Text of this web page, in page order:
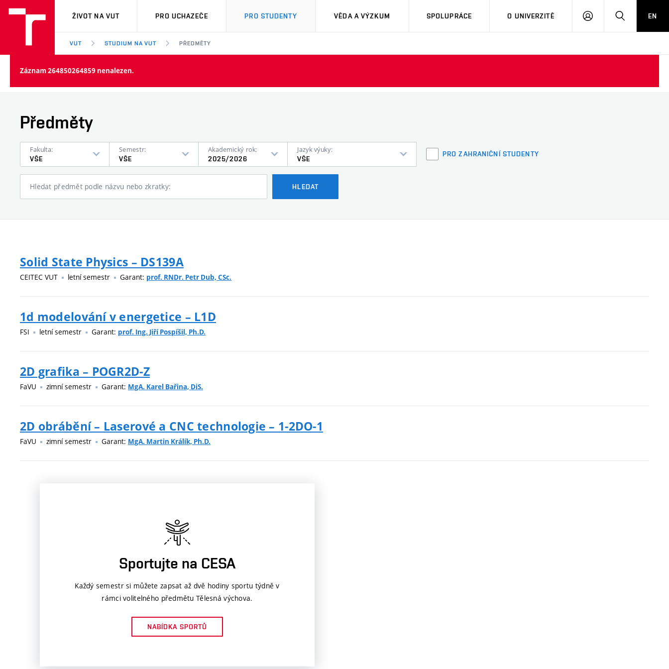
VUT
ŽIVOT NA VUT PRO UCHAZEČE PRO STUDENTY VĚDA A VÝZKUM SPOLUPRÁCE O UNIVERZITĚ
PŘIHLÁSIT HLEDATEN
VUT STUDIUM NA VUT PŘEDMĚTY
Záznam 264850264859 nenalezen.
Předměty
Fakulta:
VŠE
Semestr:
VŠE
Akademický rok:
2025/2026
Jazyk výuky:
VŠE
PRO ZAHRANIČNÍ STUDENTY
Hledat předmět podle názvu nebo zkratky: HLEDAT
Solid State Physics – DS139A
CEITEC VUT letní semestr Garant: prof. RNDr. Petr Dub, CSc.
1d modelování v energetice – L1D
FSI letní semestr Garant: prof. Ing. Jiří Pospíšil, Ph.D.
2D grafika – POGR2D-Z
FaVU zimní semestr Garant: MgA. Karel Bařina, DiS.
2D obrábění – Laserové a CNC technologie – 1-2DO-1
FaVU zimní semestr Garant: MgA. Martin Králík, Ph.D.
Sportujte na CESA
Každý semestr si můžete zapsat až dvě hodiny sportu týdně v
rámci volitelného předmětu Tělesná výchova.
NABÍDKA SPORTŮ